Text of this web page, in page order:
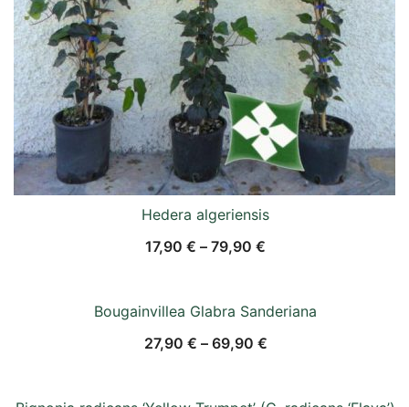
Hedera algeriensis
17,90 € – 79,90 €
Bougainvillea Glabra Sanderiana
27,90 € – 69,90 €